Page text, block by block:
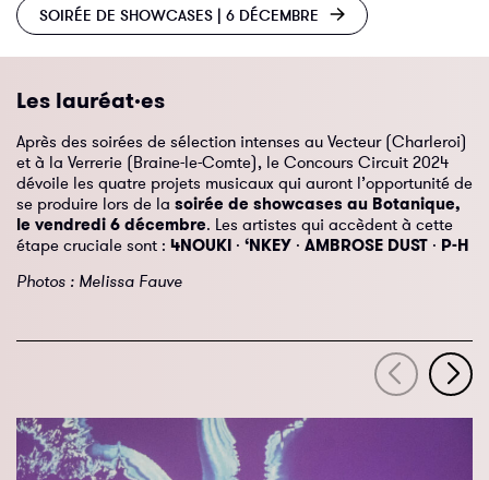
SOIRÉE DE SHOWCASES | 6 DÉCEMBRE
Les lauréat·es
Après des soirées de sélection intenses au Vecteur (Charleroi)
et à la Verrerie (Braine-le-Comte), le Concours Circuit 2024
dévoile les quatre projets musicaux qui auront l’opportunité de
se produire lors de la soirée de showcases au Botanique,
le vendredi 6 décembre. Les artistes qui accèdent à cette
étape cruciale sont : 4NOUKI · ‘NKEY · AMBROSE DUST · P-H
Photos : Melissa Fauve